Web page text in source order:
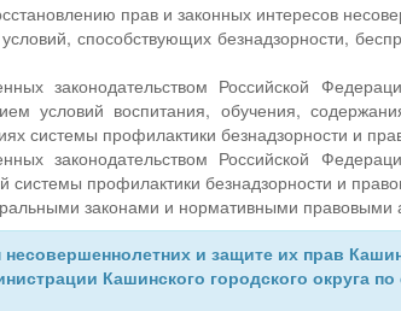
прав и законных интересов
способствующих безнадзорности,
законодательством Российской
условий воспитания, обучения,
системы профилактики безнадзорности и
законодательством Российской
системы профилактики безнадзорности и
законами и нормативными правовыми
и защите их прав
Кашинского городского округа